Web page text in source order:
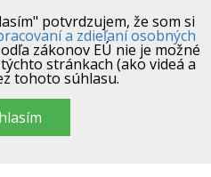
potvrdzujem, že som si
a zdieľaní osobných
zákonov EÚ nie je možné
stránkach (ako videá a
tohoto súhlasu.